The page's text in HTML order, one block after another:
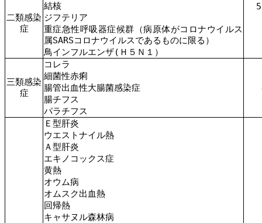
二類感染
症
結核
ジフテリア
重症急性呼吸器症候群（病原体がコロナウイルス
属SARSコロナウイルスであるものに限る）
鳥インフルエンザ(Ｈ５Ｎ１）
三類感染
症
コレラ
細菌性赤痢
腸管出血性大腸菌感染症
腸チフス
パラチフス
Ｅ型肝炎
ウエストナイル熱
Ａ型肝炎
エキノコックス症
黄熱
オウム病
オムスク出血熱
回帰熱
キャサヌル森林病